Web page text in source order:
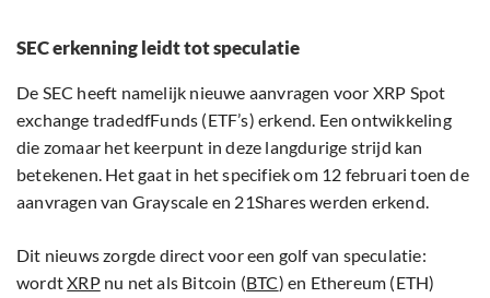
SEC erkenning leidt tot speculatie
De SEC heeft namelijk nieuwe aanvragen voor XRP Spot
exchange tradedfFunds (ETF’s) erkend. Een ontwikkeling
die zomaar het keerpunt in deze langdurige strijd kan
betekenen. Het gaat in het specifiek om 12 februari toen de
aanvragen van Grayscale en 21Shares werden erkend.
Dit nieuws zorgde direct voor een golf van speculatie:
wordtXRPnu net als Bitcoin (BTC) en Ethereum (ETH)